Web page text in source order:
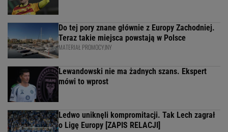
Do tej pory znane głównie z Europy Zachodniej.
Teraz takie miejsca powstają w Polsce
MATERIAŁ PROMOCYJNY
Lewandowski nie ma żadnych szans. Ekspert
mówi to wprost
Ledwo uniknęli kompromitacji. Tak Lech zagrał
o Ligę Europy [ZAPIS RELACJI]